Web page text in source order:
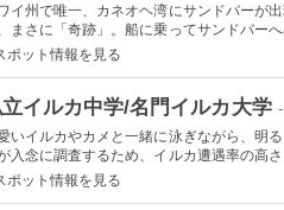
イ州で唯一、カネオヘ湾にサンドバーが
まさに「奇跡」。船に乗ってサンドバー
ポット情報を見る
イルカ中学/名門イルカ大学
いイルカやカメと一緒に泳ぎながら、明
入念に調査するため、イルカ遭遇率の高
ポット情報を見る